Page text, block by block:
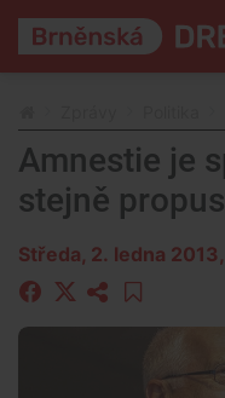
Amnestie je
stejně
Středa, 2. ledna